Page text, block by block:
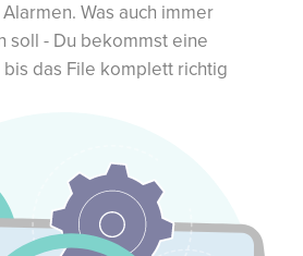
Was auch immer
soll - Du bekommst eine
das File komplett richtig